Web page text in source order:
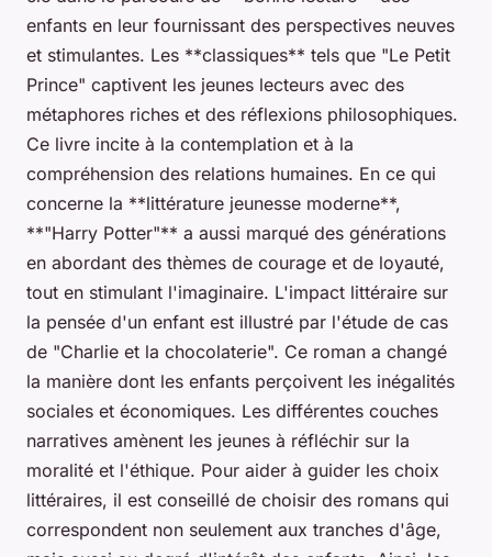
enfants en leur fournissant des perspectives neuves
et stimulantes. Les **classiques** tels que "Le Petit
Prince" captivent les jeunes lecteurs avec des
métaphores riches et des réflexions philosophiques.
Ce livre incite à la contemplation et à la
compréhension des relations humaines. En ce qui
concerne la **littérature jeunesse moderne**,
**"Harry Potter"** a aussi marqué des générations
en abordant des thèmes de courage et de loyauté,
tout en stimulant l'imaginaire. L'impact littéraire sur
la pensée d'un enfant est illustré par l'étude de cas
de "Charlie et la chocolaterie". Ce roman a changé
la manière dont les enfants perçoivent les inégalités
sociales et économiques. Les différentes couches
narratives amènent les jeunes à réfléchir sur la
moralité et l'éthique. Pour aider à guider les choix
littéraires, il est conseillé de choisir des romans qui
correspondent non seulement aux tranches d'âge,